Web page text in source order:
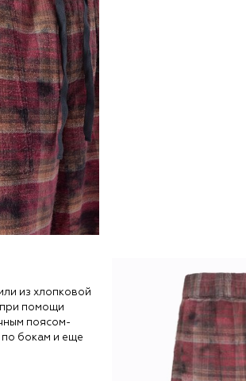
из хлопковой
при помощи
поясом-
по бокам и еще